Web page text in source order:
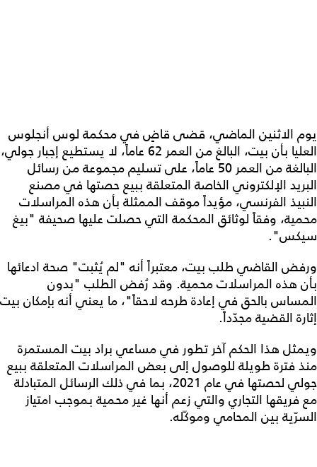
يوم الاثنين الماضي، قضى قاضٍ في محكمة لوس أنجلوس
العليا بأن بيت، البالغ من العمر 62 عاماً، لا يستطيع إجبار جولي،
البالغة من العمر 50 عاماً، على تسليم مجموعة من رسائل
البريد الإلكتروني الخاصة المتعلقة ببيع حصتها في مصنع
النبيذ الفرنسي، مؤيداً موقف الممثلة بأن هذه المراسلات
محمية، وفقاً لوثائق المحكمة التي حصلت عليها صحيفة "بيغ
سيكس".
ورفض القاضي طلب بيت، معتبراً أنه "لم يُثبت" صحة ادعائها
بأن هذه المراسلات محمية. وقد رُفض الطلب "بدون
المساس بالحق في إعادة طرحه لاحقاً"، ما يعني أنه بإمكان بيت
إثارة القضية مجدّداً.
ويمثل هذا الحكم آخر تطور في مساعي براد بيت المستمرة
منذ فترة طويلة للوصول إلى بعض المراسلات المتعلقة ببيع
جولي لحصتها في عام 2021، بما في ذلك الرسائل المتبادلة
مع فريقها التجاري والتي زعم أنها غير محمية بموجب امتياز
السرّية بين المحامي وموكّله.